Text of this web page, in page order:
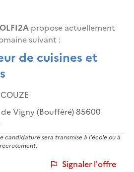
propose actuellement
suivant :
de cuisines et
Vigny (Boufféré) 85600
candidature sera transmise à l'école ou à
Signaler l'offre